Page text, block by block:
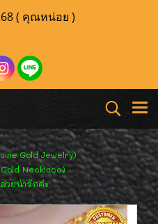
( คุณหน่อย )
Gold Jewelry)
Necklace)
วยน่ารักค่ะ